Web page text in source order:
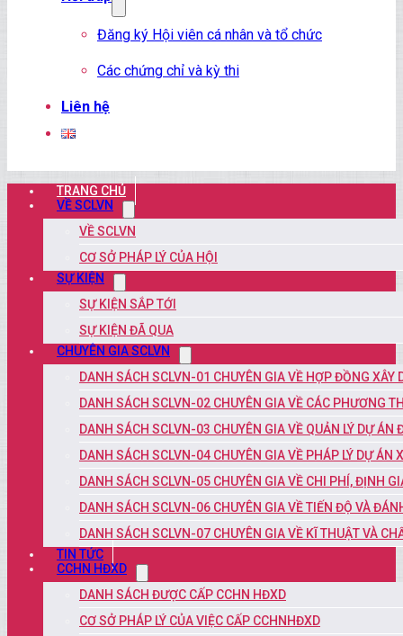
Đăng ký Hội viên cá nhân và tổ chức
Các chứng chỉ và kỳ thi
Liên hệ
TRANG CHỦ
VỀ SCLVN
VỀ SCLVN
CƠ SỞ PHÁP LÝ CỦA HỘI
SỰ KIỆN
SỰ KIỆN SẮP TỚI
SỰ KIỆN ĐÃ QUA
CHUYÊN GIA SCLVN
DANH SÁCH SCLVN-01 CHUYÊN GIA VỀ HỢP ĐỒNG XÂY
DANH SÁCH SCLVN-02 CHUYÊN GIA VỀ CÁC PHƯƠNG
DANH SÁCH SCLVN-03 CHUYÊN GIA VỀ QUẢN LÝ DỰ ÁN
DANH SÁCH SCLVN-04 CHUYÊN GIA VỀ PHÁP LÝ DỰ ÁN
DANH SÁCH SCLVN-05 CHUYÊN GIA VỀ CHI PHÍ, ĐỊNH
DANH SÁCH SCLVN-06 CHUYÊN GIA VỀ TIẾN ĐỘ VÀ
DANH SÁCH SCLVN-07 CHUYÊN GIA VỀ KĨ THUẬT VÀ
TIN TỨC
CCHN HĐXD
DANH SÁCH ĐƯỢC CẤP CCHN HĐXD
CƠ SỞ PHÁP LÝ CỦA VIỆC CẤP CCHNHĐXD